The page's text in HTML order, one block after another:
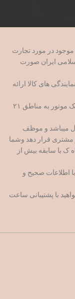
موجود در مورد تجارت
ایران صورت
های کالا ارائه
3- شعبه سوم در تهران میباشد و امکان ارسال با پیک موتور به مناطق ۲۱
میباشد و موظف
قرار دهد وشما
ک با سابقه بیش از
اطلاعات صحیح و
با پشتیبانی ساعت